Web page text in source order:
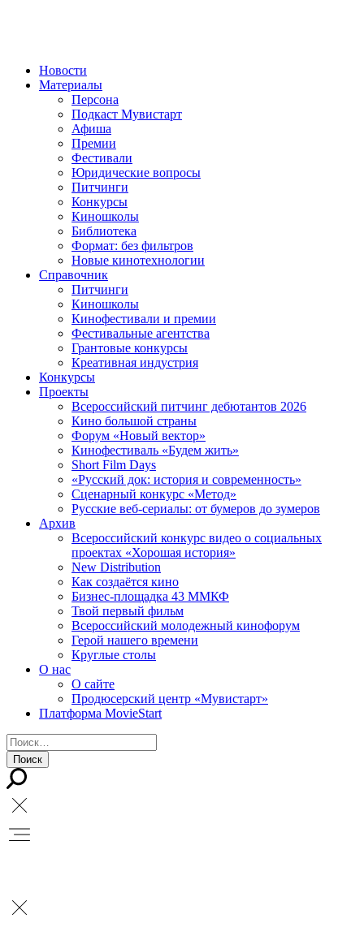
Новости
Материалы
Персона
Подкаст Мувистарт
Афиша
Премии
Фестивали
Юридические вопросы
Питчинги
Конкурсы
Киношколы
Библиотека
Формат: без фильтров
Новые кинотехнологии
Справочник
Питчинги
Киношколы
Кинофестивали и премии
Фестивальные агентства
Грантовые конкурсы
Креативная индустрия
Конкурсы
Проекты
Всероссийский питчинг дебютантов 2026
Кино большой страны
Форум «Новый вектор»
Кинофестиваль «Будем жить»
Short Film Days
«Русский док: история и современность»
Сценарный конкурс «Метод»
Русские веб-сериалы: от бумеров до зумеров
Архив
Всероссийский конкурс видео о социальных
проектах «Хорошая история»
New Distribution
Как создаётся кино
Бизнес-площадка 43 ММКФ
Твой первый фильм
Всероссийский молодежный кинофорум
Герой нашего времени
Круглые столы
О нас
О сайте
Продюсерский центр «Мувистарт»
Платформа MovieStart